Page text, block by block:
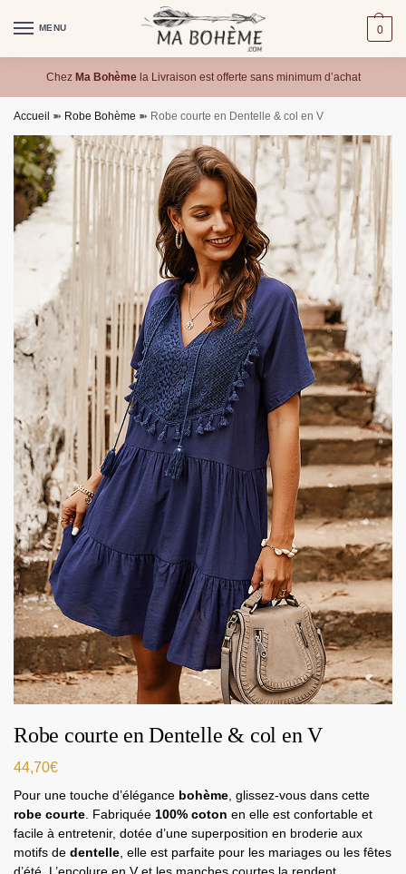
MENU 0
Chez Ma Bohèmela Livraison est offerte sans minimum d’achat
Accueil ➽ Robe Bohème ➽ Robe courte en Dentelle & col en V
Robe courte en Dentelle & col en V
44,70€
Pour une touche d’élégance bohème , glissez-vous dans cette
robe courte . Fabriquée 100% coton en elle est confortable et
facile à entretenir, dotée d’une superposition en broderie aux
motifs de dentelle , elle est parfaite pour les mariages ou les fêtes
d’été. L’encolure en V et les manches courtes la rendent